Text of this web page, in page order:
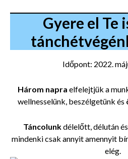
Gyere el Te
Időpont: 2022.
Három napra elfelejtjük a
wellnesselünk, beszélgetünk és
Táncolunkdélelőtt, délután és
mindenki csak annyit amennyit
elég.